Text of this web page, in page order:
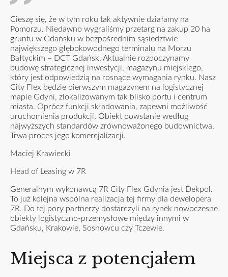
Cieszę się, że w tym roku tak aktywnie działamy na
Pomorzu. Niedawno wygraliśmy przetarg na zakup 20 ha
gruntu w Gdańsku w bezpośrednim sąsiedztwie
największego głębokowodnego terminalu na Morzu
Bałtyckim – DCT Gdańsk. Aktualnie rozpoczynamy
budowę strategicznej inwestycji, magazynu miejskiego,
który jest odpowiedzią na rosnące wymagania rynku. Nasz
City Flex będzie pierwszym magazynem na logistycznej
mapie Gdyni, zlokalizowanym tak blisko portu i centrum
miasta. Oprócz funkcji składowania, zapewni możliwość
uruchomienia produkcji. Obiekt powstanie według
najwyższych standardów zrównoważonego budownictwa.
Trwa proces jego komercjalizacji.
Maciej Krawiecki
Head of Leasing w 7R
Generalnym wykonawcą 7R City Flex Gdynia jest Dekpol.
To już kolejna wspólna realizacja tej firmy dla dewelopera
7R. Do tej pory partnerzy dostarczyli na rynek nowoczesne
obiekty logistyczno-przemysłowe między innymi w
Gdańsku, Krakowie, Sosnowcu czy Tczewie.
Miejsca z potencjałem